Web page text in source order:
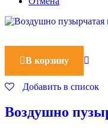
В корзину
Добавить в список
Воздушно